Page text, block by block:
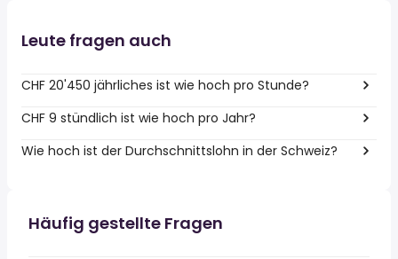
Leute fragen auch
CHF 20'450 jährliches ist wie hoch pro Stunde?
CHF 9 stündlich ist wie hoch pro Jahr?
Wie hoch ist der Durchschnittslohn in der Schweiz?
Häufig gestellte Fragen